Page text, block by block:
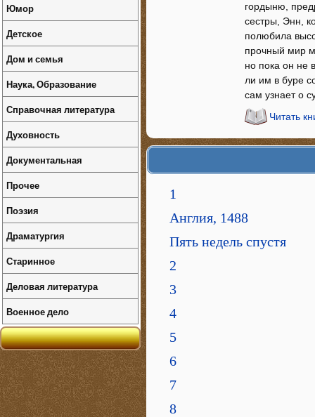
гордыню,
сестры, Энн,
полюбила
прочный мир
но пока он не
ли им в буре
сам узнает о
Читать
1
Англия, 1488
Пять недель спустя
2
3
4
5
6
7
8
Юмор
Детское
Дом и семья
Наука, Образование
Справочная литература
Духовность
Документальная
Прочее
Поэзия
Драматургия
Старинное
Деловая литература
Военное дело